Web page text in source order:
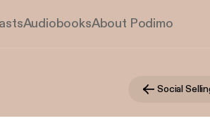
AudiobooksAbout Podimo
Social